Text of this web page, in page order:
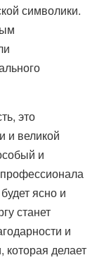
символики.
это
и великой
и
ясно и
станет
и
которая делает